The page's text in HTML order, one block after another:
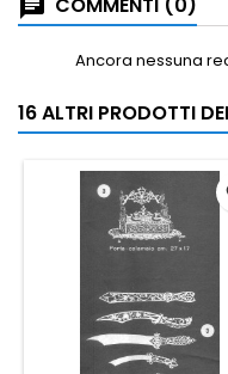
COMMENTI (0)
Ancora nessuna
16 ALTRI PRODOTTI